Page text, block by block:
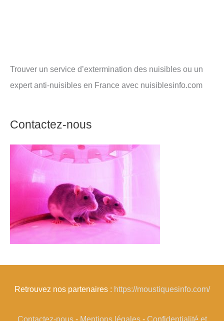
Trouver un service d’extermination des nuisibles ou un
expert anti-nuisibles en France avec nuisiblesinfo.com
Contactez-nous
Retrouvez nos partenaires : https://moustiquesinfo.com/
Contactez-nous- Mentions légales- Confidentialité et